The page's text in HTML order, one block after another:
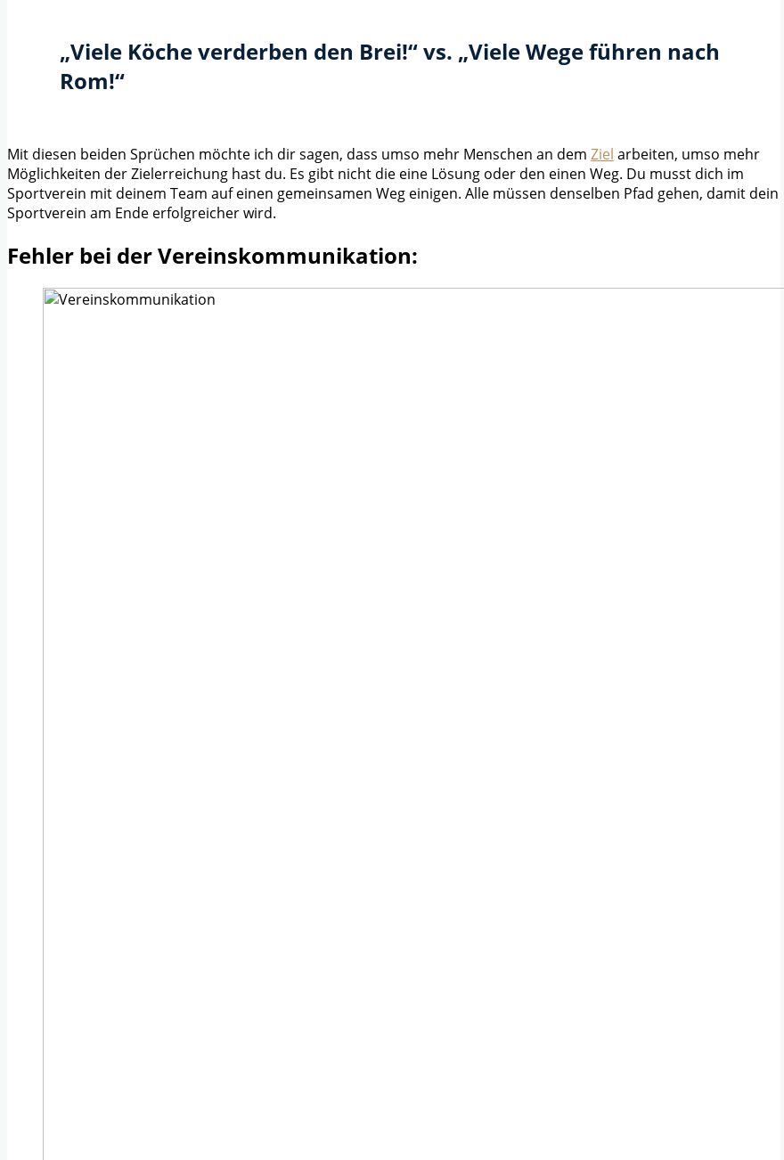
„Viele Köche verderben den Brei!“ vs. „Viele Wege führen nach
Rom!“
Mit diesen beiden Sprüchen möchte ich dir sagen, dass umso mehr Menschen an dem Ziel arbeiten, umso mehr
Möglichkeiten der Zielerreichung hast du. Es gibt nicht die eine Lösung oder den einen Weg. Du musst dich im
Sportverein mit deinem Team auf einen gemeinsamen Weg einigen. Alle müssen denselben Pfad gehen, damit dein
Sportverein am Ende erfolgreicher wird.
Fehler bei der Vereinskommunikation: